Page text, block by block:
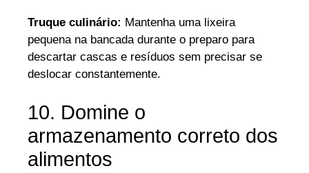
Truque culinário: Mantenha uma lixeira
pequena na bancada durante o preparo para
descartar cascas e resíduos sem precisar se
deslocar constantemente.
10. Domine o
armazenamento correto dos
alimentos